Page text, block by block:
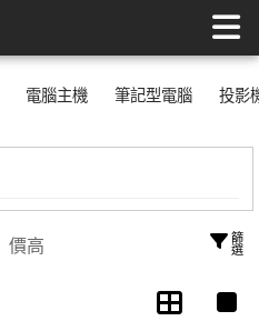
電腦主機 筆記型電腦 投影
價高 篩選